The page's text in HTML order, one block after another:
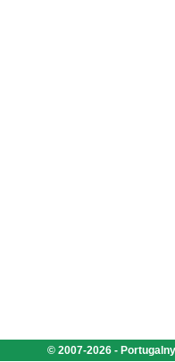
© 2007-2026 -